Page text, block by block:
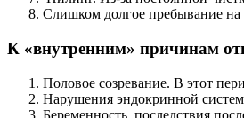
Слишком долгое пребывание на
К «внутренним» причинам
Половое созревание. В этот
Нарушения эндокринной
Беременность, последствия